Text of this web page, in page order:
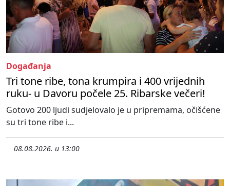
Događanja
Tri tone ribe, tona krumpira i 400 vrijednih
ruku- u Davoru počele 25. Ribarske večeri!
Gotovo 200 ljudi sudjelovalo je u pripremama, očišćene
su tri tone ribe i...
08.08.2026. u 13:00